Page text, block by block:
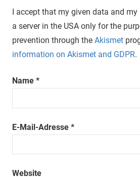
I accept that my given data and
a server in the USA only for the
prevention through the Akismet
information on Akismet and GDPR.
Name *
E-Mail-Adresse *
Website